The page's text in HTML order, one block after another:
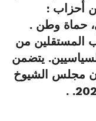
أحزاب :
حماة وطن .
المستقلين من
يتضمن
مجلس الشيوخ